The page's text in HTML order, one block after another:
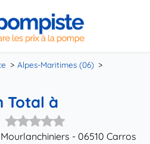
Alpes-Maritimes (06)
Total à
Mourlanchiniers - 06510 Carros